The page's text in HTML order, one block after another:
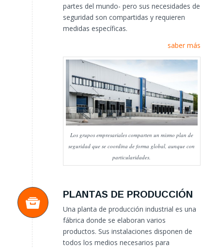
partes del mundo- pero sus necesidades de
seguridad son compartidas y requieren
medidas específicas.
saber más
Los grupos empresariales comparten un mismo plan de
seguridad que se coordina de forma global, aunque con
particularidades.
PLANTAS DE PRODUCCIÓN
Una planta de producción industrial es una
fábrica donde se elaboran varios
productos. Sus instalaciones disponen de
todos los medios necesarios para